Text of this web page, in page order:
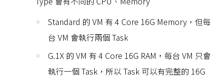
Standard 的 VM 有 4 Core 16G Memory，但每
台 VM 會執行兩個 Task
G.1X 的 VM 有 4 Core 16G RAM，每台 VM 只會
執行一個 Task，所以 Task 可以有完整的 16G